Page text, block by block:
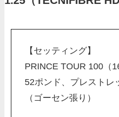
【セッティング】
PRINCE TOUR 100（
52ポンド、プレストレ
（ゴーセン張り）